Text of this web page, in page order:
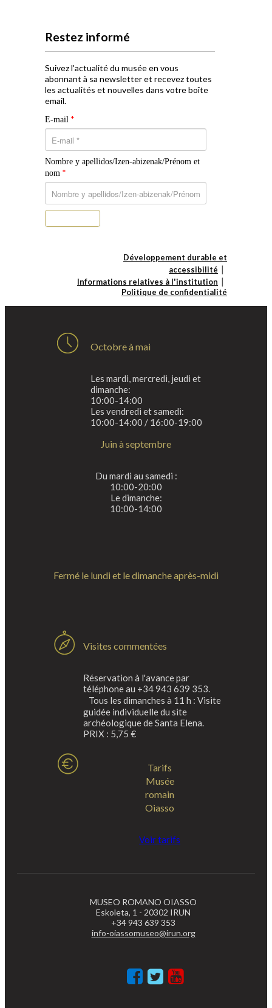
Restez informé
Suivez l'actualité du musée en vous
abonnant à sa newsletter et recevez toutes
les actualités et nouvelles dans votre boîte
email.
E-mail *
Nombre y apellidos/Izen-abizenak/Prénom et
nom *
Développement durable et
accessibilité
Informations relatives à l'institution
Politique de confidentialité
Octobre à mai
Les mardi, mercredi, jeudi et
dimanche:
10:00-14:00
Les vendredi et samedi:
10:00-14:00 / 16:00-19:00
Juin à septembre
Du mardi au samedi :
10:00-20:00
Le dimanche:
10:00-14:00
Fermé le lundi et le dimanche après-midi
Visites commentées
Réservation à l'avance par
téléphone au +34 943 639 353.
Tous les dimanches à 11 h : Visite
guidée individuelle du site
archéologique de Santa Elena.
PRIX : 5,75 €
Tarifs
Musée
romain
Oiasso
Voir tarifs
MUSEO ROMANO OIASSO
Eskoleta, 1 - 20302 IRUN
+34 943 639 353
info-oiassomuseo@irun.org